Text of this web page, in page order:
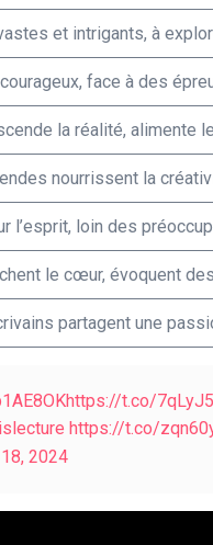
et intrigants, à
face à des
la réalité, alimente
nourrissent la
l’esprit, loin des
le cœur, évoquent
partagent une
https://t.co/
https://t.co/
2024